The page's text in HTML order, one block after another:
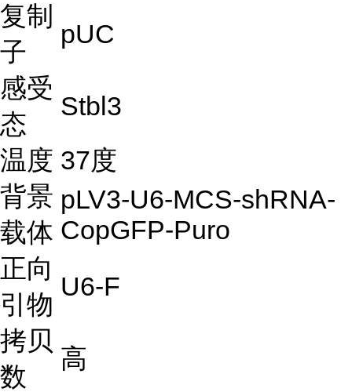
复制
子
pUC
感受
态
Stbl3
温度 37度
背景
载体
pLV3-U6-MCS-shRNA-
CopGFP-Puro
正向
引物
U6-F
拷贝
数
高